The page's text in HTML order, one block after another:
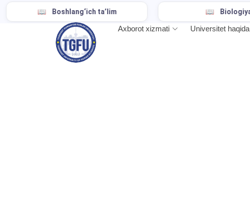
Boshlang‘ich ta’lim
Axborot xizmati Universitet haqida